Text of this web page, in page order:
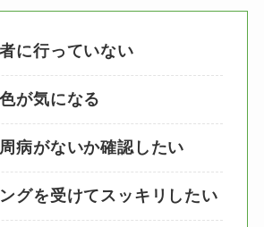
に行っていない
が気になる
病がないか確認したい
グを受けてスッキリしたい